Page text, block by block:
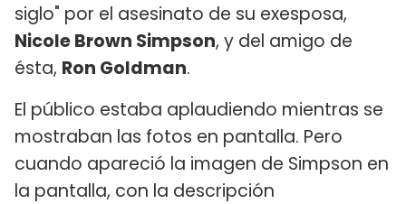
siglo" por el asesinato de su exesposa,
Nicole Brown Simpson, y del amigo de
ésta, Ron Goldman.
El público estaba aplaudiendo mientras se
mostraban las fotos en pantalla. Pero
cuando apareció la imagen de Simpson en
la pantalla, con la descripción